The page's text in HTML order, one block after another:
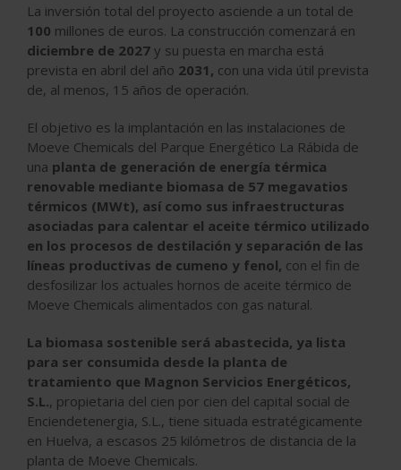
La inversión total del proyecto asciende a un total de
100 millones de euros. La construcción comenzará en
diciembre de 2027 y su puesta en marcha está
prevista en abril del año 2031, con una vida útil prevista
de, al menos, 15 años de operación.
El objetivo es la implantación en las instalaciones de
Moeve Chemicals del Parque Energético La Rábida de
una planta de generación de energía térmica
renovable mediante biomasa de 57 megavatios
térmicos (MWt), así como sus infraestructuras
asociadas para calentar el aceite térmico utilizado
en los procesos de destilación y separación de las
líneas productivas de cumeno y fenol, con el fin de
desfosilizar los actuales hornos de aceite térmico de
Moeve Chemicals alimentados con gas natural.
La biomasa sostenible será abastecida, ya lista
para ser consumida desde la planta de
tratamiento que Magnon Servicios Energéticos,
S.L., propietaria del cien por cien del capital social de
Enciendetenergia, S.L., tiene situada estratégicamente
en Huelva, a escasos 25 kilómetros de distancia de la
planta de Moeve Chemicals.